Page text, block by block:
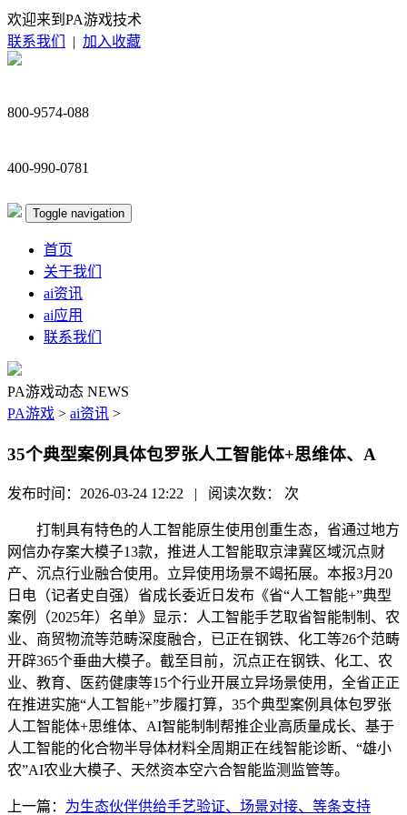
欢迎来到PA游戏技术
联系我们
| 加入收藏
800-9574-088
400-990-0781
Toggle navigation
首页
关于我们
ai资讯
ai应用
联系我们
PA游戏动态 NEWS
PA游戏 > ai资讯 >
35个典型案例具体包罗张人工智能体+思维体、A
发布时间：2026-03-24 12:22 | 阅读次数： 次
打制具有特色的人工智能原生使用创重生态，省通过地方
网信办存案大模子13款，推进人工智能取京津冀区域沉点财
产、沉点行业融合使用。立异使用场景不竭拓展。本报3月20
日电（记者史自强）省成长委近日发布《省“人工智能+”典型
案例（2025年）名单》显示：人工智能手艺取省智能制制、农
业、商贸物流等范畴深度融合，已正在钢铁、化工等26个范畴
开辟365个垂曲大模子。截至目前，沉点正在钢铁、化工、农
业、教育、医药健康等15个行业开展立异场景使用，全省正正
在推进实施“人工智能+”步履打算，35个典型案例具体包罗张
人工智能体+思维体、AI智能制制帮推企业高质量成长、基于
人工智能的化合物半导体材料全周期正在线智能诊断、“雄小
农”AI农业大模子、天然资本空六合智能监测监管等。
上一篇： 为生态伙伴供给手艺验证、场景对接、等条支持